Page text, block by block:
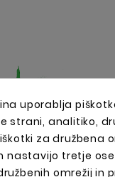
s profesionalno
uporablja
strani, analitiko,
za družbena
nastavijo tretje
omrežij in